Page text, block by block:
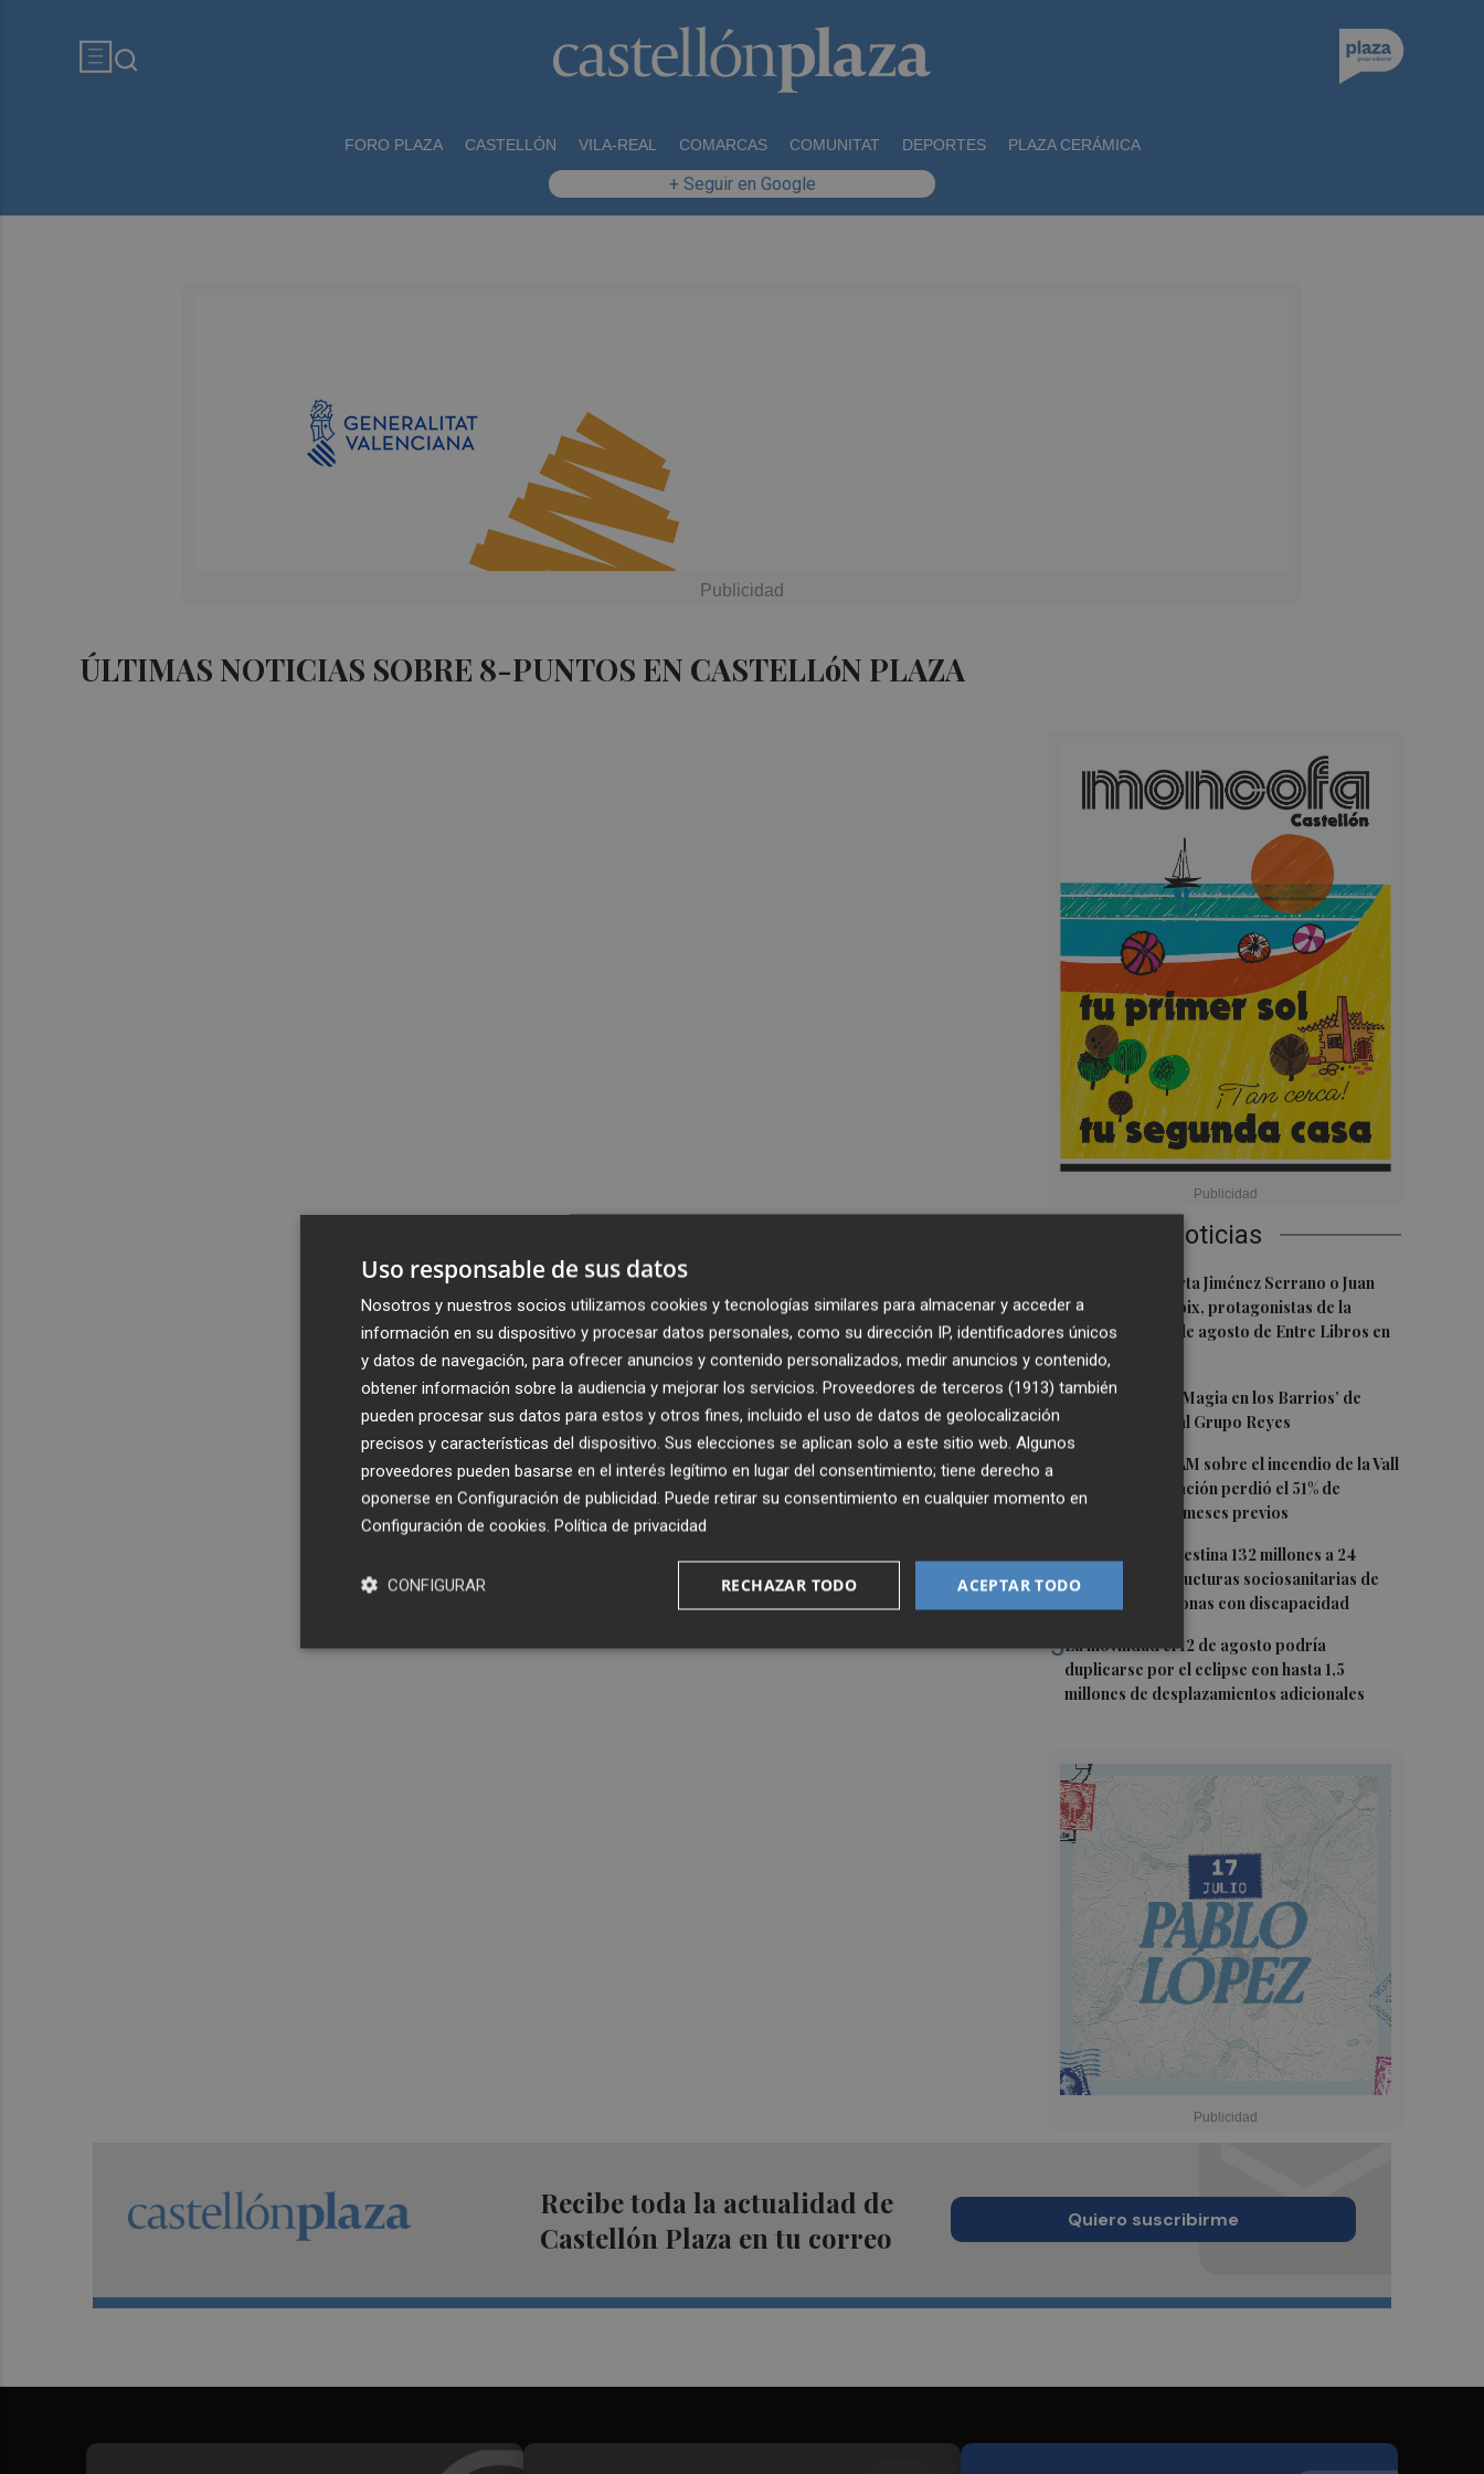
FORO PLAZA CASTELLÓN VILA-REAL COMARCAS COMUNITAT DEPORTES PLAZA CERÁMICA
+ Seguir en Google
ÚLTIMAS NOTICIAS SOBRE 8-PUNTOS EN CASTELLóN PLAZA
Últimas Noticias
Juan Tallón, Marta Jiménez Serrano o Juan
Evaristo Valls Boix, protagonistas de la
programación de agosto de Entre Libros en
Benicàssim
2Los talleres de ‘Magia en los Barrios’ de
Castelló llegan al Grupo Reyes
3
Informe del CEAM sobre el incendio de la Vall
d'Uixó: la vegetación perdió el 51% de
humedad en los meses previos
4 La Generalitat destina 132 millones a 24
nuevas infraestructuras sociosanitarias de
mayores y personas con discapacidad
5La movilidad el 12 de agosto podría
duplicarse por el eclipse con hasta 1,5
millones de desplazamientos adicionales
Recibe toda la actualidad de
Castellón Plaza en tu correo
Quiero suscribirme
Uso responsable de sus datos
Nosotros y nuestros socios utilizamos cookies y tecnologías similares para almacenar y acceder a
información en su dispositivo y procesar datos personales, como su dirección IP, identificadores únicos
y datos de navegación, para ofrecer anuncios y contenido personalizados, medir anuncios y contenido,
obtener información sobre la audiencia y mejorar los servicios. Proveedores de terceros (1913) también
pueden procesar sus datos para estos y otros fines, incluido el uso de datos de geolocalización
precisos y características del dispositivo. Sus elecciones se aplican solo a este sitio web. Algunos
proveedores pueden basarse en el interés legítimo en lugar del consentimiento; tiene derecho a
oponerse en Configuración de publicidad. Puede retirar su consentimiento en cualquier momento en
Configuración de cookies. Política de privacidad
ACEPTAR TODO
RECHAZAR TODO
CONFIGURAR